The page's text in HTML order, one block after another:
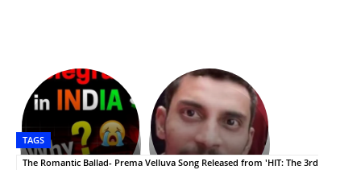
భగవంతుని
ప్రసాదం
తీర్థం..తులసీదళం
లేకుండా
అసంపూర్ణం
కేజీఎఫ్
సినిమాతో
పాన్
ఇండియా
స్టార్
Upasana:
భర్తపై
రివెంజ్
తీర్చుకున్న
TAGS
The Romantic Ballad- Prema Velluva Song Released from 'HIT: The 3rd